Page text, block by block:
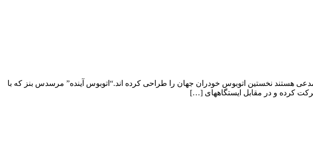
نخستین اتوبوس خودران جهان را طراحی کرده اند.“اتوبوس آینده” مرسدس بنز که با